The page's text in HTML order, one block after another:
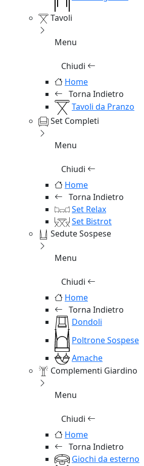
Tavoli
Menu
Chiudi
Home
Torna Indietro
Tavoli da Pranzo
Set Completi
Menu
Chiudi
Home
Torna Indietro
Set Relax
Set Bistrot
Sedute Sospese
Menu
Chiudi
Home
Torna Indietro
Dondoli
Poltrone Sospese
Amache
Complementi Giardino
Menu
Chiudi
Home
Torna Indietro
Giochi da esterno